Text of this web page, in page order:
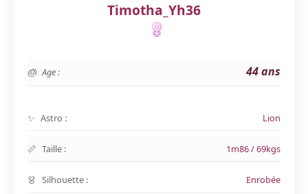
Timotha_Yh36
Age : 44 ans
Astro : Lion
Taille : 1m86 / 69kgs
Silhouette : Enrobée